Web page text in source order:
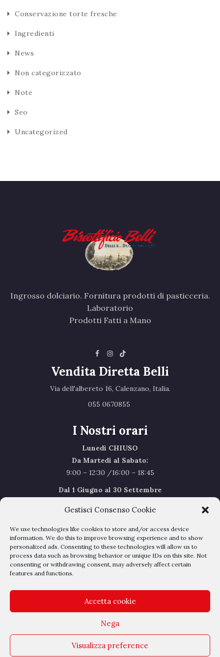
Gestisci Consenso Cookie
We use technologies like cookies to store and/or access device
information. We do this to improve browsing experience and to show
personalized ads. Consenting to these technologies will allow us to
process data such as browsing behavior or unique IDs on this site. Not
consenting or withdrawing consent, may adversely affect certain
features and functions.
Accetta cookie
Nega
Visualizza preference
Conservazione torte fresche
Ingredienti
News
Non categorizzato
Note
Seo
Uncategorized
Ingrosso dolciario. Fornitura prodotti di pasticceria.
Laboratorio
Prodotti Fatti a Mano
Vendita Diretta Belli
Via dell'albereto 16, Calenzano, Italia.‎
055 0670855 ‎
I Nostri orari
Lunedì CHIUSO
Da Martedi al Sabato:
9:00 – 12:30 /16:00 – 18:45
Dal 1 Giugno al 30 Settembre
Sabato Agosto Chiusi
I chiusi per Ferie dal 1 al 24Agosto
Privacy Policy–Cookie Policy
Outlet Belli - Via dell'albereto 16 - 50041 Calenzano - P.IVA
04209050485 - REA DI FIRENZE N° 428897